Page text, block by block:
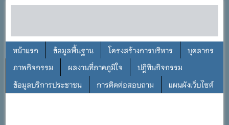
หน้าแรก ข้อมูลพื้นฐาน โครงสร้างการบริหาร
บุคลากร
ภาพกิจกรรม
ผลงานที่ภาคภูมิใจ
ปฎิทินกิจกรรม
ข้อมูลบริการประชาชน
การติดต่อสอบถาม แผนผังเว็บไซต์